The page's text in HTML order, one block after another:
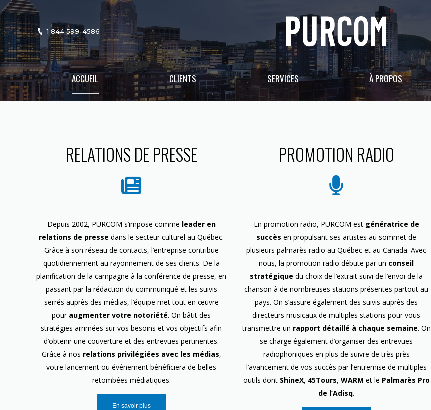
1 844 599-4586
ACCUEIL CLIENTS SERVICES À PROPOS
RELATIONS DE PRESSE
Depuis 2002, PURCOM s’impose comme leader en
relations de presse dans le secteur culturel au Québec.
Grâce à son réseau de contacts, l’entreprise contribue
quotidiennement au rayonnement de ses clients. De la
planification de la campagne à la conférence de presse, en
passant par la rédaction du communiqué et les suivis
serrés auprès des médias, l’équipe met tout en œuvre
pour augmenter votre notoriété. On bâtit des
stratégies arrimées sur vos besoins et vos objectifs afin
d’obtenir une couverture et des entrevues pertinentes.
Grâce à nos relations privilégiées avec les médias,
votre lancement ou événement bénéficiera de belles
retombées médiatiques.
En savoir plus
PROMOTION RADIO
En promotion radio, PURCOM est génératrice de
succès en propulsant ses artistes au sommet de
plusieurs palmarès radio au Québec et au Canada. Avec
nous, la promotion radio débute par un conseil
stratégique du choix de l’extrait suivi de l’envoi de la
chanson à de nombreuses stations présentes partout au
pays. On s’assure également des suivis auprès des
directeurs musicaux de multiples stations pour vous
transmettre un rapport détaillé à chaque semaine. On
se charge également d’organiser des entrevues
radiophoniques en plus de suivre de très près
l’avancement de vos succès par l’entremise de multiples
outils dont ShineX, 45Tours, WARM et le Palmarès Pro
de l’Adisq.